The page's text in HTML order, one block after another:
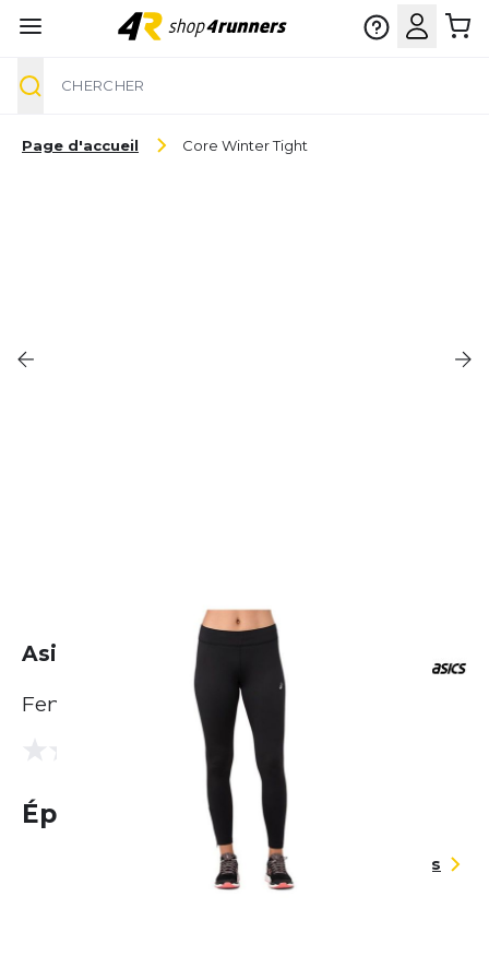
Page d'accueil Core Winter Tight
Asics Core Winter Tight
Femme
(0 Avis)
Épuisé
Guide des tailles